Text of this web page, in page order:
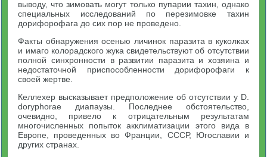
выводу, что зимовать могут только пупарии тахин, однако
специальных исследований по перезимовке тахин
дорифорофага до сих пор не проведено.
Факты обнаружения осенью личинок паразита в куколках
и имаго колорадского жука свидетельствуют об отсутствии
полной синхронности в развитии паразита и хозяина и
недостаточной приспособленности дорифорофаги к
своей жертве.
Келлехер высказывает предположение об отсутствии у D.
doryphorae диапаузы. Последнее обстоятельство,
очевидно, привело к отрицательным результатам
многочисленных попыток акклиматизации этого вида в
Европе, проведенных во Франции, СССР, Югославии и
других странах.